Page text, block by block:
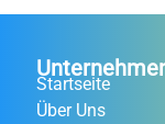
Startseite
Über Uns